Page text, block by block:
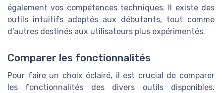
également vos compétences techniques. Il existe des
outils intuitifs adaptés aux débutants, tout comme
d'autres destinés aux utilisateurs plus expérimentés.
Comparer les fonctionnalités
Pour faire un choix éclairé, il est crucial de comparer
les fonctionnalités des divers outils disponibles.